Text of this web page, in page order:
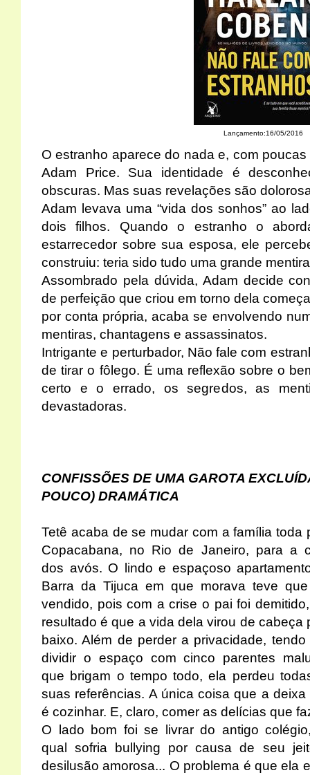
Lançamento:16/05/2016
O estranho aparece do nada e, com
Adam Price. Sua identidade é
obscuras. Mas suas revelações são
Adam levava uma “vida dos sonhos” ao
dois filhos. Quando o estranho o
estarrecedor sobre sua esposa, ele
construiu: teria sido tudo uma grande
Assombrado pela dúvida, Adam decide
de perfeição que criou em torno dela
por conta própria, acaba se envolvendo
mentiras, chantagens e assassinatos.
Intrigante e perturbador, Não fale com
de tirar o fôlego. É uma reflexão sobre o
certo e o errado, os segredos, as
devastadoras.
CONFISSÕES DE UMA GAROTA
POUCO) DRAMÁTICA
Tetê acaba de se mudar com a família toda
Copacabana, no Rio de Janeiro, para a
dos avós. O lindo e espaçoso
Barra da Tijuca em que morava teve
vendido, pois com a crise o pai foi
resultado é que a vida dela virou de cabeça
baixo. Além de perder a privacidade, tendo
dividir o espaço com cinco parentes
que brigam o tempo todo, ela perdeu
suas referências. A única coisa que a deixa
é cozinhar. E, claro, comer as delícias que
O lado bom foi se livrar do antigo
qual sofria bullying por causa de seu
desilusão amorosa... O problema é que ela